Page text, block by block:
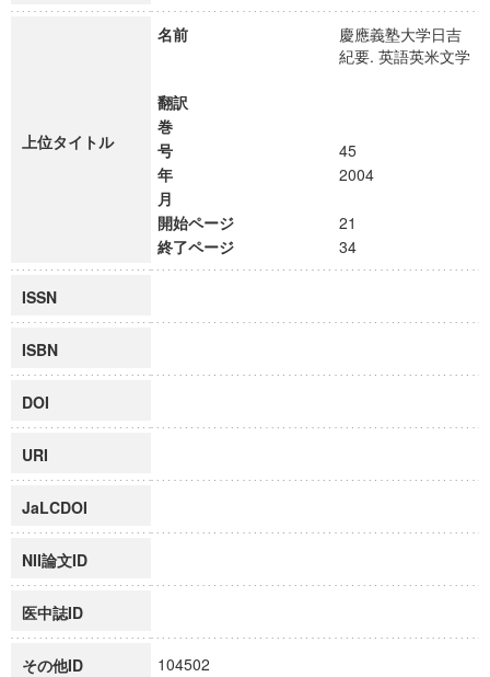
上位タイトル
名前
慶應義塾大学日吉
紀要. 英語英米文学
翻訳
巻
号
45
年
2004
月
開始ページ
21
終了ページ
34
ISSN
ISBN
DOI
URI
JaLCDOI
NII論文ID
医中誌ID
その他ID 104502